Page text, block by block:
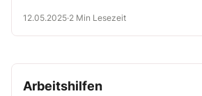
12.05.2025·2 Min Lesezeit
Arbeitshilfen